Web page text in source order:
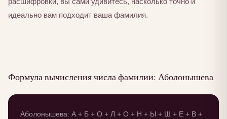
идеально вам подходит ваша фамилия.
Формула вычисления числа фамилии: Аболонышева
Аболонышева: А + Б + О + Л + О + Н + Ы + Ш + Е + В +